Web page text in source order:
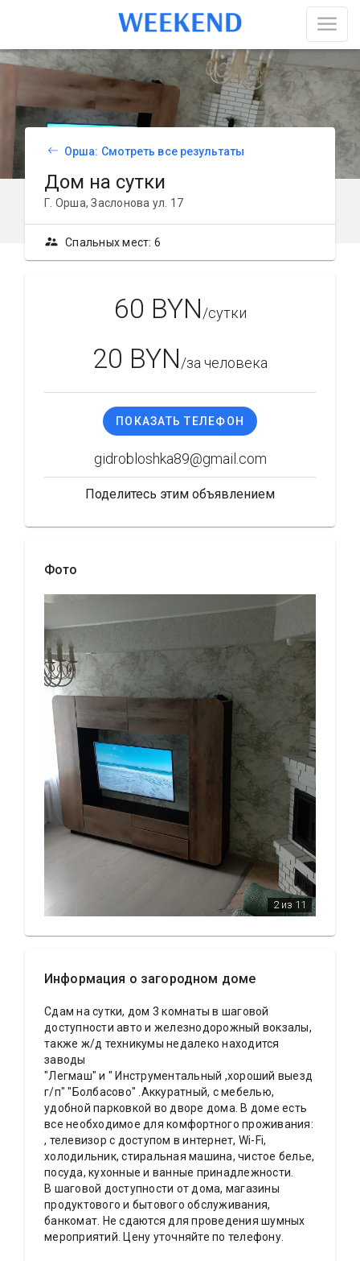
Орша: Смотреть все результаты
Дом на сутки
Г. Орша, Заслонова ул. 17
supervisor_account Спальных мест: 6
60 BYN/сутки
20 BYN/за человека
ПОКАЗАТЬ ТЕЛЕФОН
gidrobloshka89@gmail.com
Поделитесь этим объявлением
Фото
2 из 11
Информация о загородном доме
Сдам на сутки, дом 3 комнаты в шаговой
доступности авто и железнодорожный вокзалы,
также ж/д техникумы недалеко находится
заводы
"Легмаш" и " Инструментальный ,хороший выезд
г/п" "Болбасово" .Аккуратный, с мебелью,
удобной парковкой во дворе дома. В доме есть
все необходимое для комфортного проживания:
, телевизор с доступом в интернет, Wi-Fi,
холодильник, стиральная машина, чистое белье,
посуда, кухонные и ванные принадлежности.
В шаговой доступности от дома, магазины
продуктового и бытового обслуживания,
банкомат. Не сдаются для проведения шумных
мероприятий. Цену уточняйте по телефону.